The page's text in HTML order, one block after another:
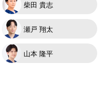
柴田 貴志
瀬戸 翔太
山本 隆平